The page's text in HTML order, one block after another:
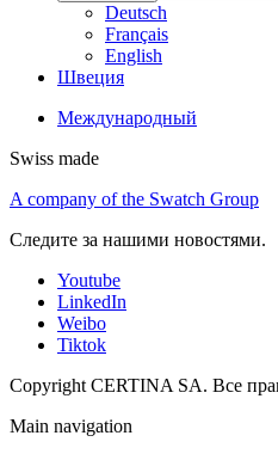
Deutsch
Français
English
Швеция
Международный
Swiss made
A company of the Swatch Group
Следите за нашими новостями.
Youtube
LinkedIn
Weibo
Tiktok
Copyright CERTINA SA. Все
Main navigation